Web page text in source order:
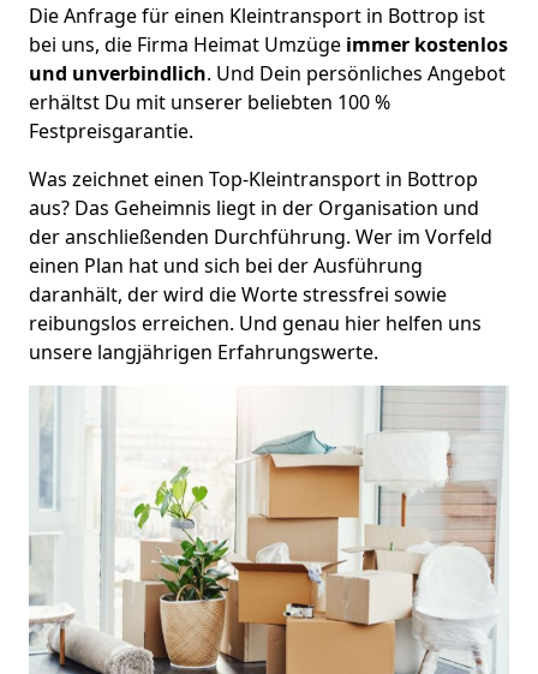
Die Anfrage für einen Kleintransport in Bottrop ist
bei uns, die Firma Heimat Umzüge immer kostenlos
und unverbindlich. Und Dein persönliches Angebot
erhältst Du mit unserer beliebten 100 %
Festpreisgarantie.
Was zeichnet einen Top-Kleintransport in Bottrop
aus? Das Geheimnis liegt in der Organisation und
der anschließenden Durchführung. Wer im Vorfeld
einen Plan hat und sich bei der Ausführung
daranhält, der wird die Worte stressfrei sowie
reibungslos erreichen. Und genau hier helfen uns
unsere langjährigen Erfahrungswerte.